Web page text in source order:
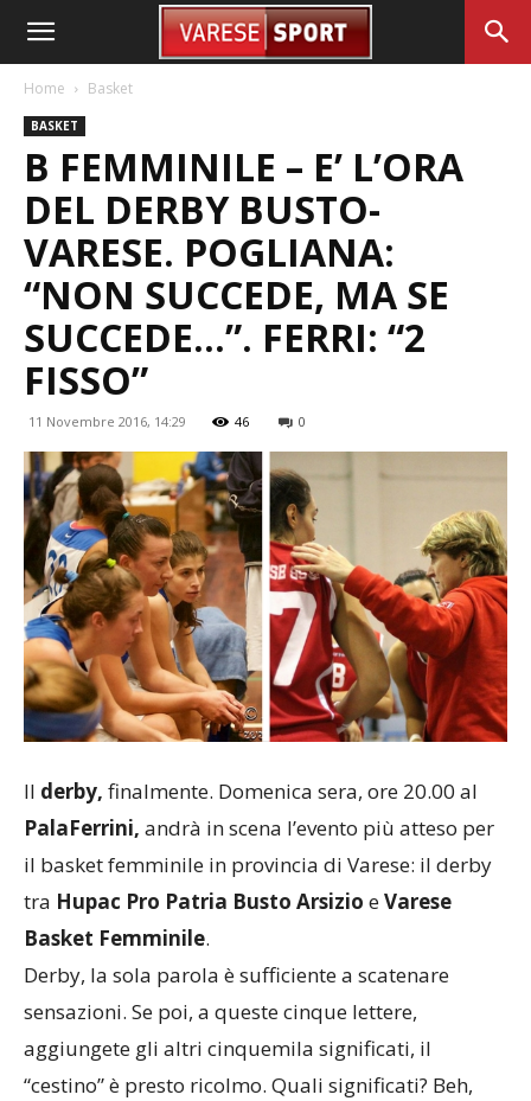
Home Basket
BASKET
B FEMMINILE – E’ L’ORA
DEL DERBY BUSTO-
VARESE. POGLIANA:
“NON SUCCEDE, MA SE
SUCCEDE…”. FERRI: “2
FISSO”
11 Novembre 2016, 14:29 46 0
Il derby, finalmente. Domenica sera, ore 20.00 al
PalaFerrini, andrà in scena l’evento più atteso per
il basket femminile in provincia di Varese: il derby
tra Hupac Pro Patria Busto Arsizio eVarese
Basket Femminile.
Derby, la sola parola è sufficiente a scatenare
sensazioni. Se poi, a queste cinque lettere,
aggiungete gli altri cinquemila significati, il
“cestino” è presto ricolmo. Quali significati? Beh,